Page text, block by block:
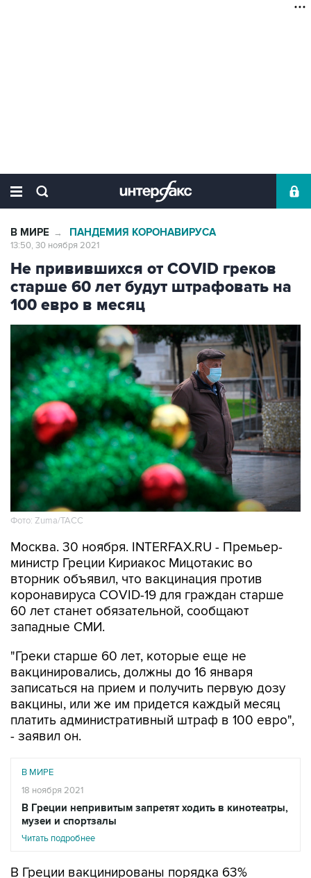
В МИРЕ → ПАНДЕМИЯ КОРОНАВИРУСА
13:50, 30 ноября 2021
Не привившихся от COVID греков
старше 60 лет будут штрафовать на
100 евро в месяц
Фото: Zuma/ТАСС
Москва. 30 ноября. INTERFAX.RU - Премьер-
министр Греции Кириакос Мицотакис во
вторник объявил, что вакцинация против
коронавируса COVID-19 для граждан старше
60 лет станет обязательной, сообщают
западные СМИ.
"Греки старше 60 лет, которые еще не
вакцинировались, должны до 16 января
записаться на прием и получить первую дозу
вакцины, или же им придется каждый месяц
платить административный штраф в 100 евро",
- заявил он.
В МИРЕ
18 ноября 2021
В Греции непривитым запретят ходить в кинотеатры,
музеи и спортзалы
Читать подробнее
В Греции вакцинированы порядка 63%